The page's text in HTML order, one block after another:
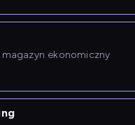
magazyn ekonomiczny